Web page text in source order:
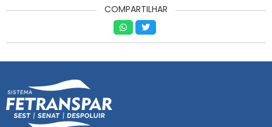
COMPARTILHAR